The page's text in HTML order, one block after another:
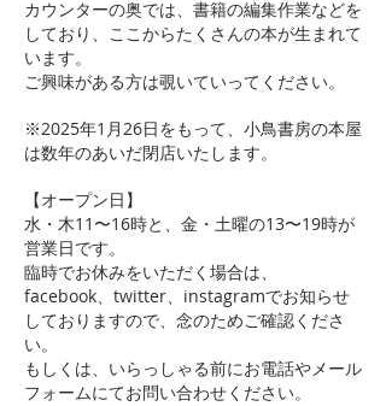
カウンターの奥では、書籍の編集作業などを
しており、ここからたくさんの本が生まれて
います。
ご興味がある方は覗いていってください。
※2025年1月26日をもって、小鳥書房の本屋
は数年のあいだ閉店いたします。
【オープン日】
水・木11〜16時と、金・土曜の13〜19時が
営業日です。
臨時でお休みをいただく場合は、
facebook、twitter、instagramでお知らせ
しておりますので、念のためご確認くださ
い。
もしくは、いらっしゃる前にお電話やメール
フォームにてお問い合わせください。